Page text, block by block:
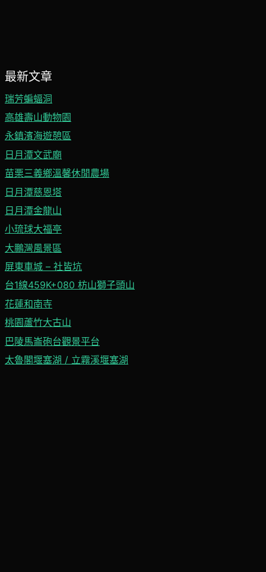
最新文章
瑞芳蝙蝠洞
高雄壽山動物園
永鎮濱海遊憩區
日月潭文武廟
苗栗三義鄉溫馨休閒農場
日月潭慈恩塔
日月潭金龍山
小琉球大福亭
大鵬灣風景區
屏東車城 – 社皆坑
台1線459K+080 枋山獅子頭山
花蓮和南寺
桃園蘆竹大古山
巴陵馬崙砲台觀景平台
太魯閣堰塞湖 / 立霧溪堰塞湖